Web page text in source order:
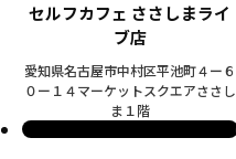
セルフカフェ ささしまライ
ブ店
愛知県名古屋市中村区平池町４ー６
０ー１４マーケットスクエアささし
ま１階